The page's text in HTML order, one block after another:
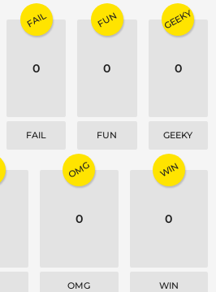
FAIL
0
FAIL
FUN
0
FUN
GEEKY
0
GEEKY
OMG
0
OMG
WIN
0
WIN